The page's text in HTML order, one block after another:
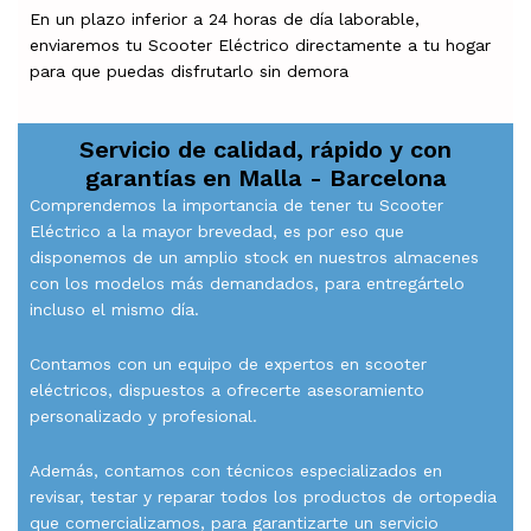
En un plazo inferior a 24 horas de día laborable,
enviaremos tu Scooter Eléctrico directamente a tu hogar
para que puedas disfrutarlo sin demora
Servicio de calidad, rápido y con
garantías en Malla - Barcelona
Comprendemos la importancia de tener tu Scooter
Eléctrico a la mayor brevedad, es por eso que
disponemos de un amplio stock en nuestros almacenes
con los modelos más demandados, para entregártelo
incluso el mismo día.
Contamos con un equipo de expertos en scooter
eléctricos, dispuestos a ofrecerte asesoramiento
personalizado y profesional.
Además, contamos con técnicos especializados en
revisar, testar y reparar todos los productos de ortopedia
que comercializamos, para garantizarte un servicio